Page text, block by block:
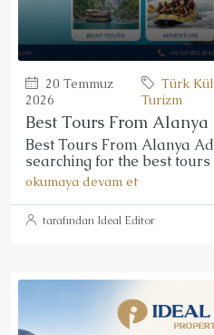
20 Temmuz
2026
Türk
Turizm
Best Tours From Alanya
Best Tours From Alanya
searching for the best
okumaya devam et
tarafından Ideal Editor